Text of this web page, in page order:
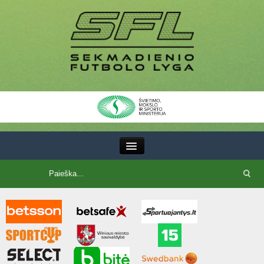
SFL taurė
7x7 CUP